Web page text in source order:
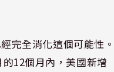
完全消化這個可能性。
12個月內，美國新增